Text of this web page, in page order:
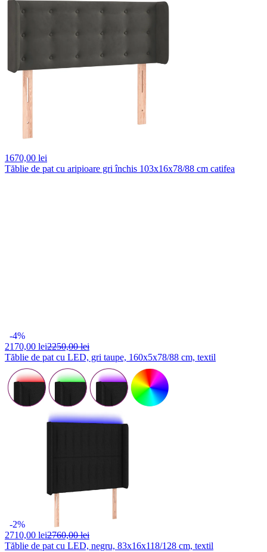
1670,00 lei
Tăblie de pat cu aripioare gri închis 103x16x78/88 cm catifea
-4%
2170,00 lei2250,00 lei
Tăblie de pat cu LED, gri taupe, 160x5x78/88 cm, textil
-2%
2710,00 lei2760,00 lei
Tăblie de pat cu LED, negru, 83x16x118/128 cm, textil